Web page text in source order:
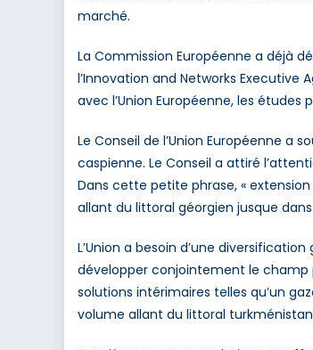
marché.
La Commission Européenne a déjà
l’Innovation and Networks Executive
avec l’Union Européenne, les
Le Conseil de l’Union Européenne a
caspienne. Le Conseil a attiré
Dans cette petite phrase, «
allant du littoral géorgien jusque
L’Union a besoin d’une
développer conjointement le champ
solutions intérimaires telles qu’un
volume allant du littoral